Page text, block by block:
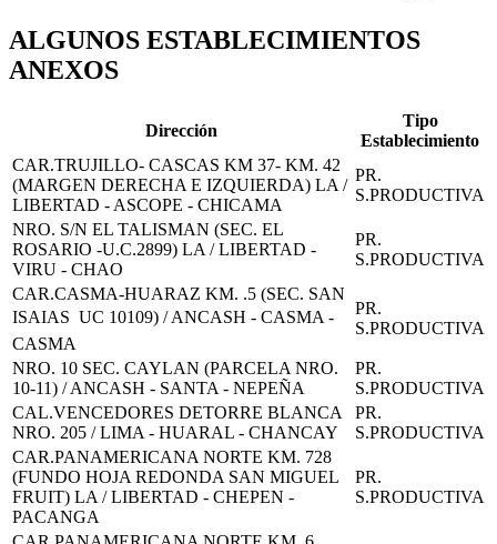
ALGUNOS ESTABLECIMIENTOS
ANEXOS
Dirección
Tipo
Establecimiento
CAR.TRUJILLO- CASCAS KM 37- KM. 42
(MARGEN DERECHA E IZQUIERDA) LA /
LIBERTAD - ASCOPE - CHICAMA
PR.
S.PRODUCTIVA
NRO. S/N EL TALISMAN (SEC. EL
ROSARIO -U.C.2899) LA / LIBERTAD -
VIRU - CHAO
PR.
S.PRODUCTIVA
CAR.CASMA-HUARAZ KM. .5 (SEC. SAN
ISAIAS  UC 10109) / ANCASH - CASMA -
CASMA
PR.
S.PRODUCTIVA
NRO. 10 SEC. CAYLAN (PARCELA NRO.
10-11) / ANCASH - SANTA - NEPEÑA
PR.
S.PRODUCTIVA
CAL.VENCEDORES DETORRE BLANCA
NRO. 205 / LIMA - HUARAL - CHANCAY
PR.
S.PRODUCTIVA
CAR.PANAMERICANA NORTE KM. 728
(FUNDO HOJA REDONDA SAN MIGUEL
FRUIT) LA / LIBERTAD - CHEPEN -
PACANGA
PR.
S.PRODUCTIVA